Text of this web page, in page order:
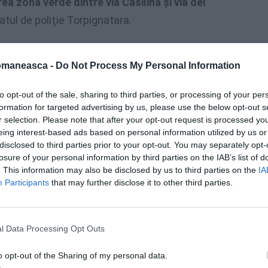
- Do Not Process My Personal Information
opt-out of the sale, sharing to third parties, or processing of your
for targeted advertising by us, please use the below opt-out
selection. Please note that after your opt-out request is processed
interest-based ads based on personal information utilized by us
to third parties prior to your opt-out. You may separately
of your personal information by third parties on the IAB’s list of
This information may also be disclosed by us to third parties on the
Participants that may further disclose it to other third parties.
Data Processing Opt Outs
opt-out of the Sharing of my personal data.
de poliţie Torpignatara.
încăierarea care a precedat
probabil pe fondul consumului exagerat
său se cunoşteau şi participau la o
O petrecere la cares-a băut mult
şi cineva a folosit un cuţit.Dumitru a
aproape imediat cunoştinţa din cauza
scurt timp la faţa locului a ajuns echipajul
au sosit primele ajutoare. Medicul şi
dar
bărbatul a murit în numai câteva
cearceaf.